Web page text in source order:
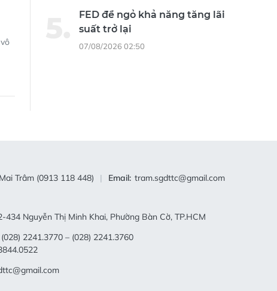
FED để ngỏ khả năng tăng lãi
suất trở lại
07/08/2026 02:50
Mai Trâm (0913 118 448) Email: tram.sgdttc@gmail.com
434 Nguyễn Thị Minh Khai, Phường Bàn Cờ, TP.HCM
(028) 2241.3770 – (028) 2241.3760